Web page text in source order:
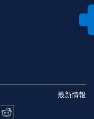
最新情報